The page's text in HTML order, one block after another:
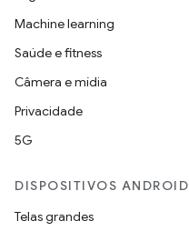
Machine learning
Saúde e fitness
Câmera e mídia
Privacidade
5G
DISPOSITIVOS ANDROID
Telas grandes